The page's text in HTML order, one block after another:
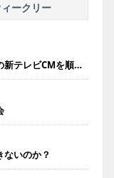
ークリー
横浜ゴム、「アイスガード」ブランドの新テレビCMを順次放映
いのか？